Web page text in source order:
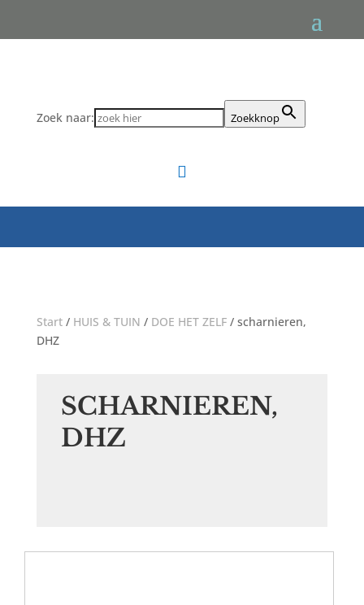
Zoek naar: Zoekknop

Start/ HUIS & TUIN / DOE HET ZELF/ scharnieren,
DHZ
SCHARNIEREN,
DHZ